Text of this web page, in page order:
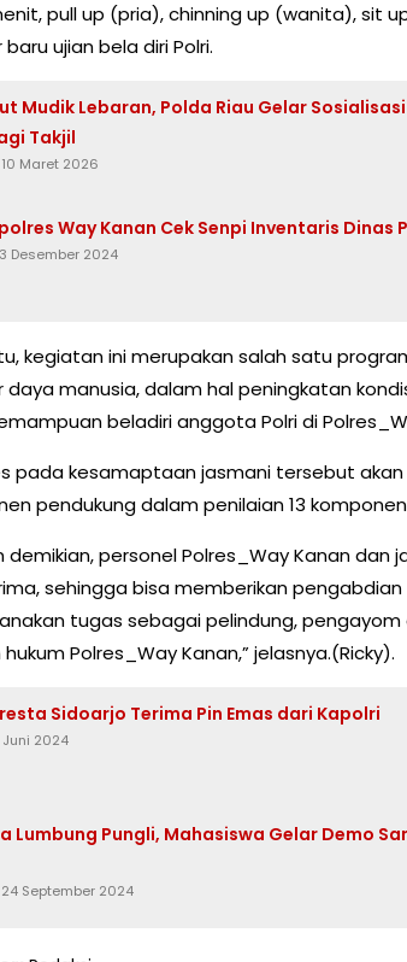
pull up (pria), chinning up (wanita), sit
baru ujian bela diri Polri.
Mudik Lebaran, Polda Riau Gelar
Takjil
Maret 2026
Way Kanan Cek Senpi Inventaris Dinas
Desember 2024
kegiatan ini merupakan salah satu
daya manusia, dalam hal peningkatan
beladiri anggota Polri di
pada kesamaptaan jasmani tersebut
pendukung dalam penilaian 13 komponen
demikian, personel Polres_Way Kanan dan
sehingga bisa memberikan
tugas sebagai pelindung,
Polres_Way Kanan,” jelasnya.(Ricky).
Sidoarjo Terima Pin Emas dari Kapolri
Juni 2024
Lumbung Pungli, Mahasiswa Gelar Demo
September 2024